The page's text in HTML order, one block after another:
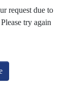
request due to
try again